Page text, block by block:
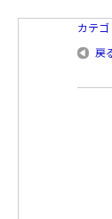
カテ
戻